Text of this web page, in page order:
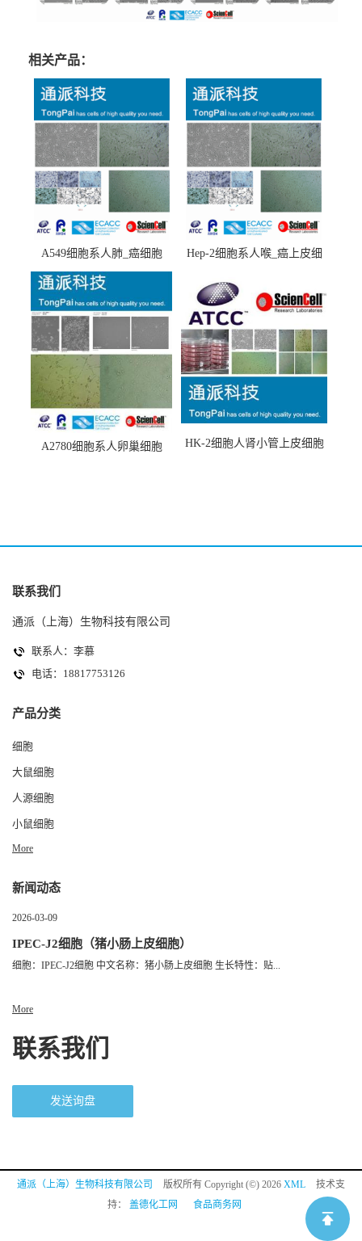
相关产品：
A549细胞系人肺_癌细胞
(A549细胞)
Hep-2细胞系人喉_癌上皮细
A2780细胞系人卵巢细胞
HK-2细胞人肾小管上皮细胞
联系我们
通派（上海）生物科技有限公司
联系人：李慕
电话：18817753126
产品分类
细胞
大鼠细胞
人源细胞
小鼠细胞
More
新闻动态
2026-03-09
IPEC-J2细胞（猪小肠上皮细胞）
细胞：IPEC-J2细胞 中文名称：猪小肠上皮细胞 生长特性：贴...
More
联系我们
发送询盘
通派（上海）生物科技有限公司 版权所有 Copyright (©) 2026 XML
技术支
持： 盖德化工网 食品商务网